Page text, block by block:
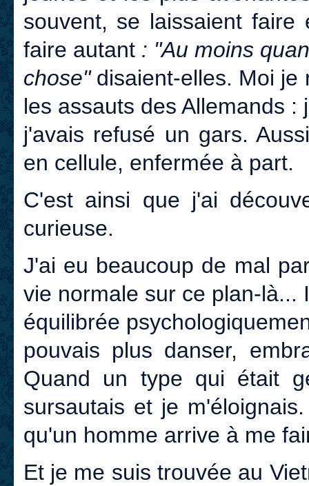
souvent, se laissaient
faire autant : "Au moins
chose" disaient-elles. Moi je
les assauts des Allemands
j'avais refusé un gars.
en cellule, enfermée à part.
C'est ainsi que j'ai
curieuse.
J'ai eu beaucoup de mal
vie normale sur ce plan-là...
équilibrée
pouvais plus danser,
Quand un type qui était
sursautais et je
qu'un homme arrive à me
Et je me suis trouvée au